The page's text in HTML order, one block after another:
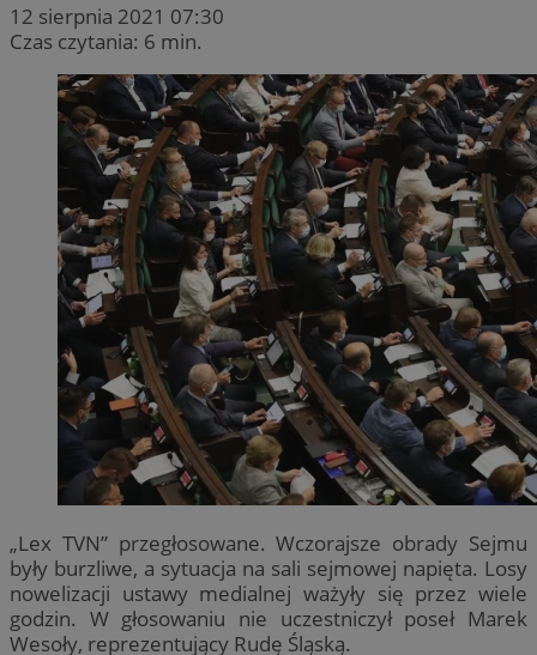
12 sierpnia 2021 07:30
Czas czytania: 6 min.
„Lex TVN” przegłosowane. Wczorajsze obrady Sejmu
były burzliwe, a sytuacja na sali sejmowej napięta. Losy
nowelizacji ustawy medialnej ważyły się przez wiele
godzin. W głosowaniu nie uczestniczył poseł Marek
Wesoły, reprezentujący Rudę Śląską.